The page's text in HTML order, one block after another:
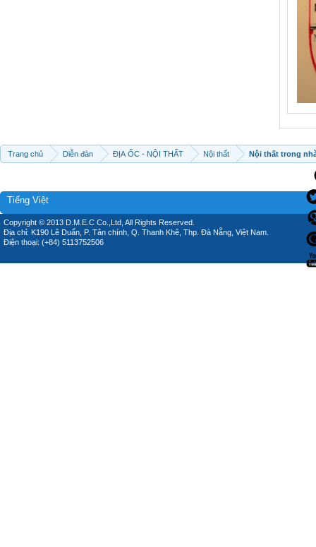
Trang chủ Diễn đàn ĐỊA ỐC - NỘI THẤT Nội thất Nội thất trong
Tiếng Việt
Copyright © 2013 D.M.E.C Co.,Ltd, All Rights Reserved.
Địa chỉ: K190 Lê Duẩn, P. Tân chính, Q. Thanh Khê, Thp. Đà Nẵng, Việt Nam.
Điện thoại: (+84) 5113752506